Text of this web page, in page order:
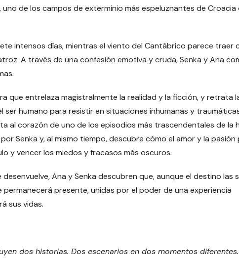
de los campos de exterminio más espeluznantes de
intensos días, mientras el viento del Cantábrico parece traer
A través de una confesión emotiva y cruda, Senka y Ana
que entrelaza magistralmente la realidad y la ficción, y retrata
humano para resistir en situaciones inhumanas y
al corazón de uno de los episodios más trascendentales de la
Senka y, al mismo tiempo, descubre cómo el amor y la pasión
y vencer los miedos y fracasos más oscuros.
Ana y Senka descubren que, aunque el destino las
presente, unidas por el poder de una experiencia
sus vidas.
dos historias. Dos escenarios en dos momentos